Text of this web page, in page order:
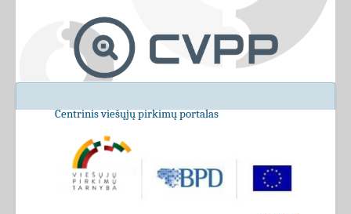
Centrinis viešųjų pirkimų portalas